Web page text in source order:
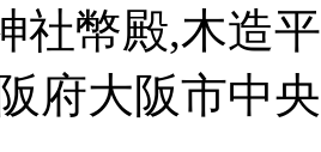
社幣殿,木造
府大阪市中